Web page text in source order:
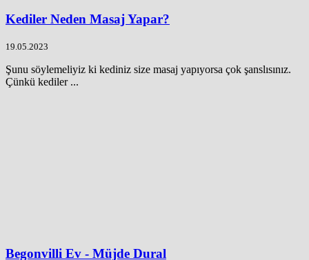
Kediler Neden Masaj Yapar?
19.05.2023
Şunu söylemeliyiz ki kediniz size masaj yapıyorsa çok şanslısınız.
Çünkü kediler ...
Begonvilli Ev - Müjde Dural